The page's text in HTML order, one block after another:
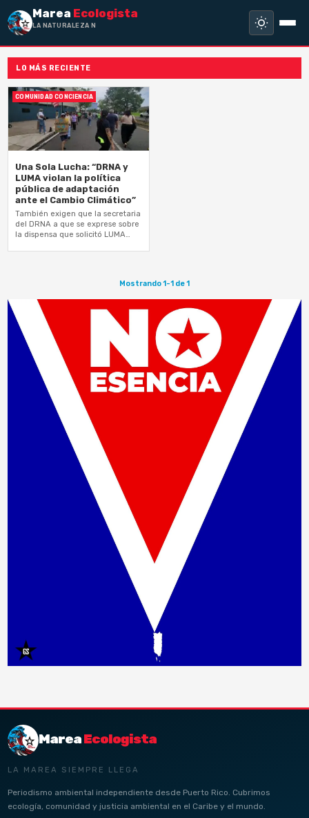
Marea Ecologista
LA NATURALEZA NO H
LO MÁS RECIENTE
COMUNIDAD CONCIENCIA
Una Sola Lucha: “DRNA y
LUMA violan la política
pública de adaptación
ante el Cambio Climático”
También exigen que la secretaria
del DRNA a que se exprese sobre
la dispensa que solicitó LUMA
Mostrando 1-1 de 1
MareaEcologista
LA MAREA SIEMPRE LLEGA
Periodismo ambiental independiente desde Puerto Rico. Cubrimos
ecología, comunidad y justicia ambiental en el Caribe y el mundo.